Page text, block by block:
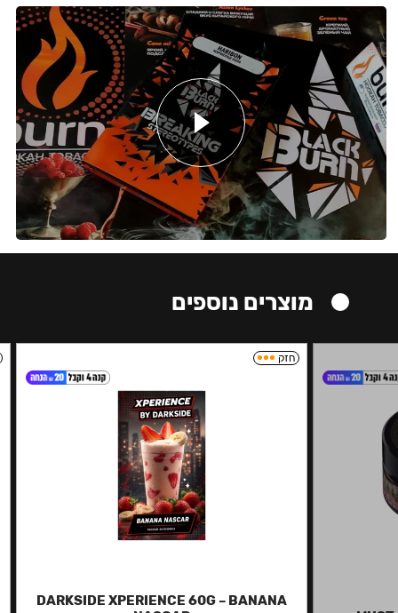
מוצרים נוספים
חזק
DARKSIDE XPERIENCE 60G – BANANA